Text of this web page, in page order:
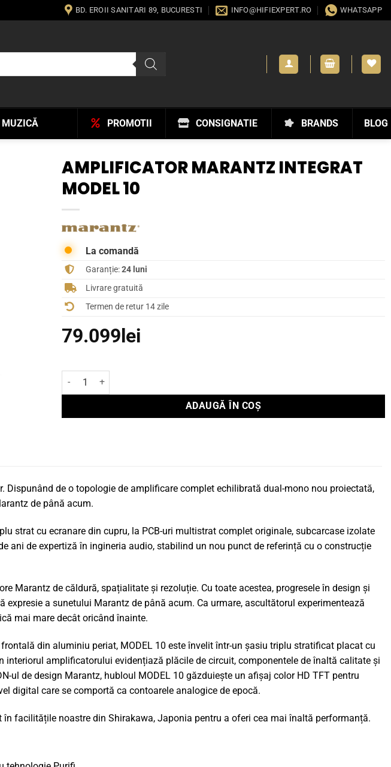
BD. EROII SANITARI 89, BUCURESTI INFO@HIFIEXPERT.RO WHATSAPP
MUZICĂ BLOG
BRANDS
CONSIGNATIE
PROMOTII
AMPLIFICATOR MARANTZ INTEGRAT
MODEL 10
La comandă
Garanție:24 luni
Livrare gratuită
Termen de retur 14 zile
79.099lei
Cantitate Amplificator Marantz integrat MODEL 10
ADAUGĂ ÎN COȘ
Dispunând de o topologie de amplificare complet echilibrată dual-mono nou proiectată,
de până acum.
strat cu ecranare din cupru, la PCB-uri multistrat complet originale, subcarcase izolate
ani de expertiză în ingineria audio, stabilind un nou punct de referință cu o construcție
Marantz de căldură, spațialitate și rezoluție. Cu toate acestea, progresele în design și
expresie a sunetului Marantz de până acum. Ca urmare, ascultătorul experimentează
mai mare decât oricând înainte.
din aluminiu periat, MODEL 10 este învelit într-un șasiu triplu stratificat placat cu
amplificatorului evidențiază plăcile de circuit, componentele de înaltă calitate și
ul de design Marantz, hubloul MODEL 10 găzduiește un afișaj color HD TFT pentru
digital care se comportă ca contoarele analogice de epocă.
facilitățile noastre din Shirakawa, Japonia pentru a oferi cea mai înaltă performanță.